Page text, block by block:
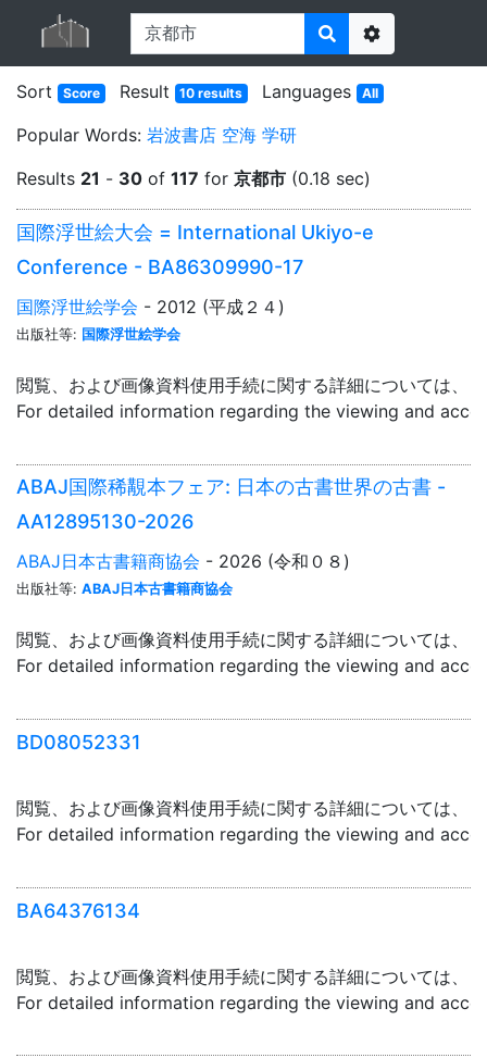
Options
Sort
Score Result 10 results Languages All
Popular Words: 岩波書店 空海 学研
Results 21 - 30 of 117 for 京都市 (0.18 sec)
国際浮世絵大会 = International Ukiyo-e
Conference - BA86309990-17
国際浮世絵学会 - 2012 (平成２４)
出版社等: 国際浮世絵学会
閲覧、および画像資料使用手続に関する詳細については、「
For detailed information regarding the viewing and
ABAJ国際稀覯本フェア: 日本の古書世界の古書 -
AA12895130-2026
ABAJ日本古書籍商協会 - 2026 (令和０８)
出版社等: ABAJ日本古書籍商協会
閲覧、および画像資料使用手続に関する詳細については、「
For detailed information regarding the viewing and
BD08052331
閲覧、および画像資料使用手続に関する詳細については、「
For detailed information regarding the viewing and
BA64376134
閲覧、および画像資料使用手続に関する詳細については、「
For detailed information regarding the viewing and